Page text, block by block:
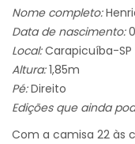
Nome completo:
Data de nascimento:
Local:Carapicuíba-SP
Altura:1,85m
Pé:Direito
Edições que ainda
Com a camisa 22 às